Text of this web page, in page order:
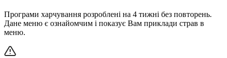
Програми харчування розроблені на 4 тижні без повторень.
Дане меню є ознайомчим і показує Вам приклади страв в
меню.